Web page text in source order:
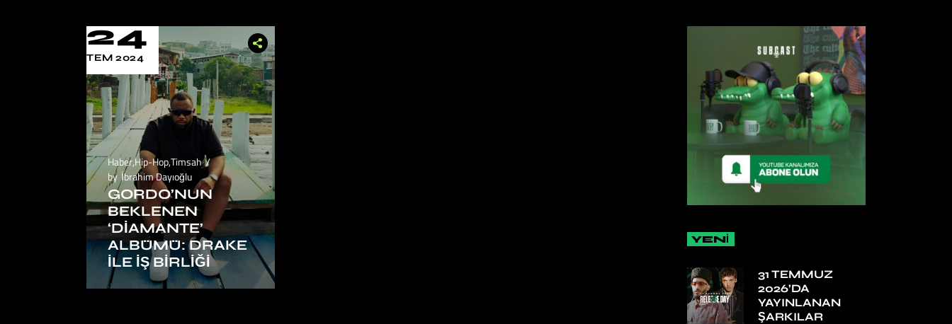
24
TEM 2024
Haber,Hip-Hop,Timsah
by İbrahim Dayıoğlu
GORDO’NUN
BEKLENEN
‘DIAMANTE’
ALBÜMÜ: DRAKE
ILE İŞ BIRLIĞI
YENİ
31 TEMMUZ
2026’DA
YAYINLANAN
ŞARKILAR